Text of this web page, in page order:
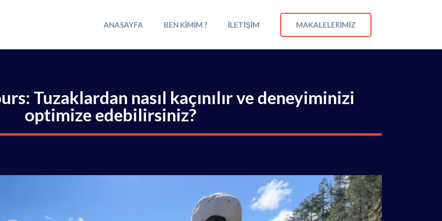
ANASAYFA BEN KIMIM ? İLETIŞIM MAKALELERIMIZ
Tuzaklardan nasıl kaçınılır ve deneyiminizi
optimize edebilirsiniz?